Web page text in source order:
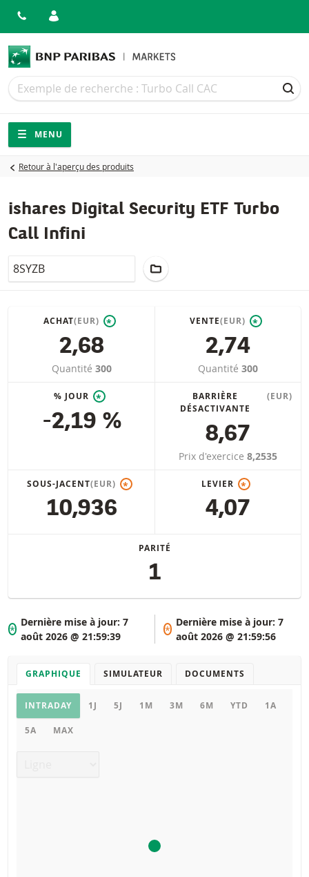
Recherche
Recherche
Navigation
Navigation sur le site
MENU
Retour à l'aperçu des produits
ishares Digital Security ETF Turbo
Call Infini
LocalCode
ACHAT(EUR) *
2,68
Quantité 300
VENTE(EUR) *
2,74
Quantité 300
% JOUR *
-2,19 %
BARRIÈRE
DÉSACTIVANTE
(EUR)
8,67
Prix d'exercice 8,2535
SOUS-JACENT(EUR) *
10,936
LEVIER *
4,07
PARITÉ
1
*
Dernière mise à jour:7
août 2026 @ 21:59:39
*
Dernière mise à jour: 7
août 2026 @ 21:59:56
GRAPHIQUE SIMULATEUR DOCUMENTS
Graphique
INTRADAY 1J 5J 1M 3M 6M YTD 1A
5A MAX